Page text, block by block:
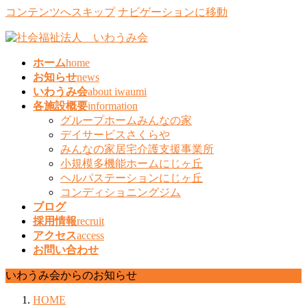
コンテンツへスキップ ナビゲーションに移動
ホームhome
お知らせnews
いわうみ会about iwaumi
各施設概要information
グループホームみんなの家
デイサービスさくらや
みんなの家居宅介護支援事業所
小規模多機能ホームにじヶ丘
ヘルパステーションにじヶ丘
コンディショニングジム
ブログ
採用情報recruit
アクセスaccess
お問い合わせ
いわうみ会からのお知らせ
HOME